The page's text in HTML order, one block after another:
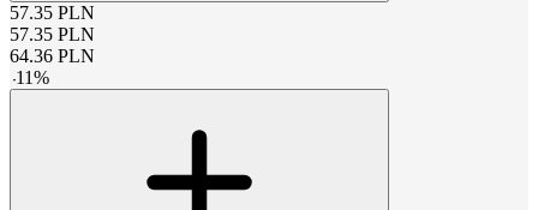
57.35 PLN
57.35 PLN
64.36 PLN
-11%